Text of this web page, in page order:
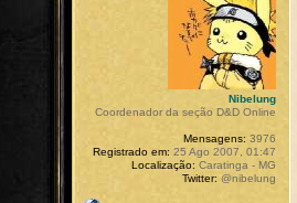
Nibelung
Coordenador da seção D&D Online
Mensagens: 3976
Registrado em: 25 Ago 2007, 01:47
Localização: Caratinga - MG
Twitter: @nibelung